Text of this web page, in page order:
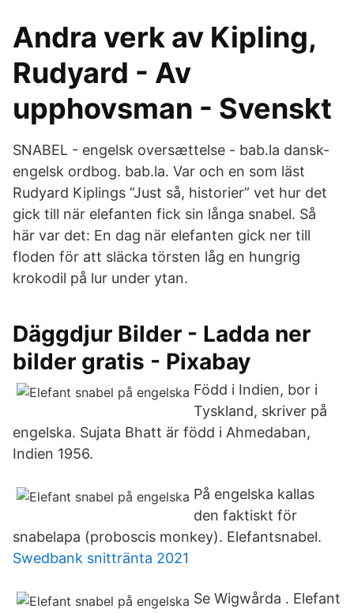
Andra verk av Kipling,
Rudyard - Av
upphovsman - Svenskt
SNABEL - engelsk oversættelse - bab.la dansk-
engelsk ordbog. bab.la. Var och en som läst
Rudyard Kiplings ”Just så, historier” vet hur det
gick till när elefanten fick sin långa snabel. Så
här var det: En dag när elefanten gick ner till
floden för att släcka törsten låg en hungrig
krokodil på lur under ytan.
Däggdjur Bilder - Ladda ner
bilder gratis - Pixabay
Född i Indien, bor i
Tyskland, skriver på
engelska. Sujata Bhatt är född i Ahmedaban,
Indien 1956.
På engelska kallas
den faktiskt för
snabelapa (proboscis monkey). Elefantsnabel.
Swedbank snittränta 2021
Se Wigwårda . Elefant